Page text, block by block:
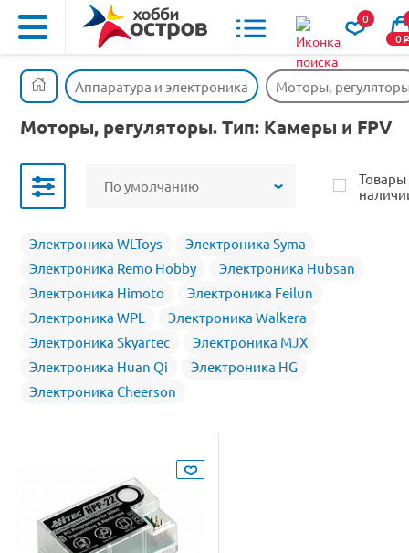
0
0o
Аппаратура и электроника Моторы,
Моторы, регуляторы. Тип: Камеры и FPV
По умолчанию
Товары
Электроника WLToys
Электроника Syma
Электроника Remo Hobby
Электроника Hubsan
Электроника Himoto
Электроника Feilun
Электроника WPL
Электроника Walkera
Электроника Skyartec
Электроника MJX
Электроника Huan Qi
Электроника HG
Электроника Cheerson